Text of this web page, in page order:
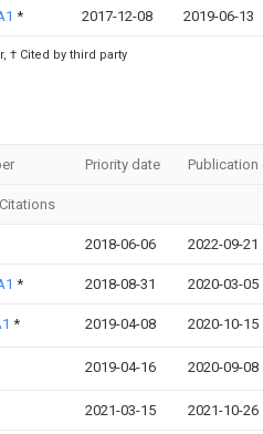
* 2017-12-08 2019-06-13
† Cited by third party
Priority date Publication
2018-06-06 2022-09-21
* 2018-08-31 2020-03-05
* 2019-04-08 2020-10-15
2019-04-16 2020-09-08
2021-03-15 2021-10-26